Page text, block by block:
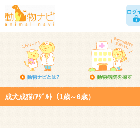
成犬成猫/ｱﾀﾞﾙﾄ（1歳～6歳）